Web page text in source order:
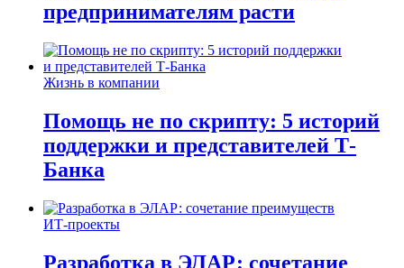
предпринимателям расти
Жизнь в компании
Помощь не по скрипту: 5 историй
поддержки и представителей Т-
Банка
ИТ-проекты
Разработка в ЭЛАР: сочетание